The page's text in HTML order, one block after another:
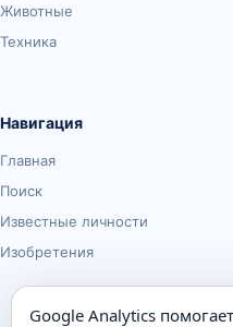
Животные
Техника
Навигация
Главная
Поиск
Известные личности
Изобретения
Google Analytics